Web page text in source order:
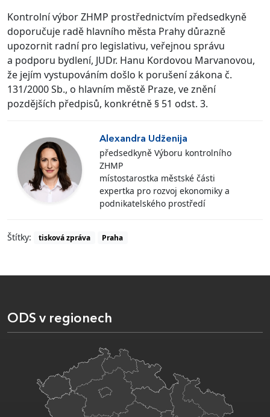
Kontrolní výbor ZHMP prostřednictvím předsedkyně
doporučuje radě hlavního města Prahy důrazně
upozornit radní pro legislativu, veřejnou správu
a podporu bydlení, JUDr. Hanu Kordovou Marvanovou,
že jejím vystupováním došlo k porušení zákona č.
131/2000 Sb., o hlavním městě Praze, ve znění
pozdějších předpisů, konkrétně § 51 odst. 3.
Alexandra Udženija
předsedkyně Výboru kontrolního
ZHMP
místostarostka městské části
expertka pro rozvoj ekonomiky a
podnikatelského prostředí
Štítky: tisková zpráva Praha
ODS v regionech